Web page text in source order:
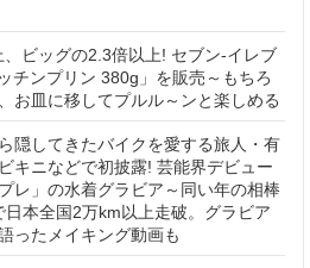
ビッグの2.3倍以上! セブン‐イレブ
チンプリン 380g」を販売～もちろ
お皿に移してプルル～ンと楽しめる
隠してきたバイクを愛する旅人・有
キニなどで初披露! 芸能界デビュー
レ」の水着グラビア～同い年の相棒
日本全国2万km以上走破。グラビア
ったメイキング動画も